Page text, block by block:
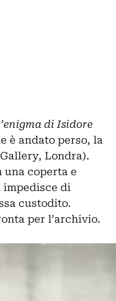
di Isidore
è andato perso, la
Londra).
coperta e
impedisce di
custodito.
per l’archivio.